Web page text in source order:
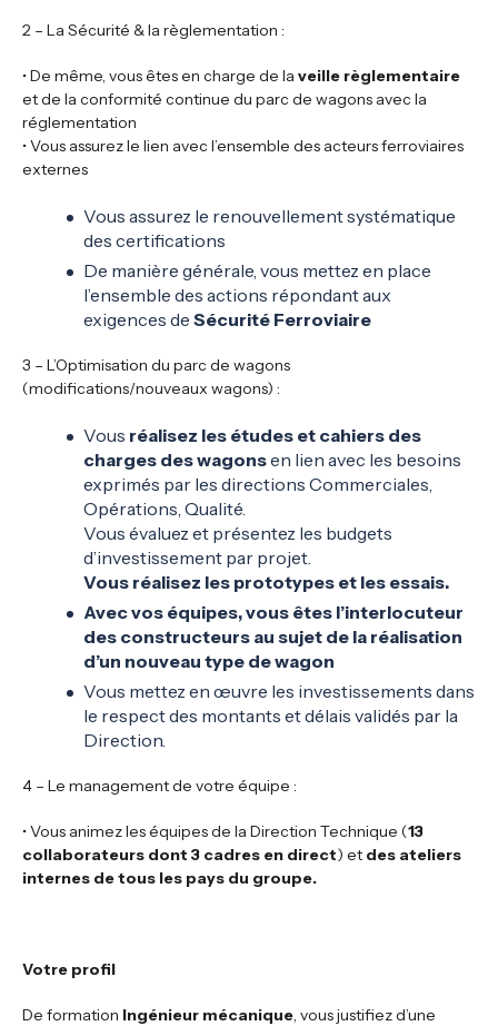
2 – La Sécurité & la règlementation :
• De même, vous êtes en charge de la veille règlementaire
et de la conformité continue du parc de wagons avec la
réglementation
• Vous assurez le lien avec l’ensemble des acteurs ferroviaires
externes
Vous assurez le renouvellement systématique
des certifications
De manière générale, vous mettez en place
l’ensemble des actions répondant aux
exigences de Sécurité Ferroviaire
3 – L’Optimisation du parc de wagons
(modifications/nouveaux wagons) :
Vous réalisez les études et cahiers des
charges des wagonsen lien avec les besoins
exprimés par les directions Commerciales,
Opérations, Qualité.
Vous évaluez et présentez les budgets
d’investissement par projet.
Vous réalisez les prototypes et les essais.
Avec vos équipes, vous êtes l’interlocuteur
des constructeurs au sujet de la réalisation
d’un nouveau type de wagon
Vous mettez en œuvre les investissements dans
le respect des montants et délais validés par la
Direction.
4 – Le management de votre équipe :
• Vous animez les équipes de la Direction Technique (13
collaborateurs dont 3 cadres en direct) et des ateliers
internes de tous les pays du groupe.
Votre profil
De formation Ingénieur mécanique, vous justifiez d’une